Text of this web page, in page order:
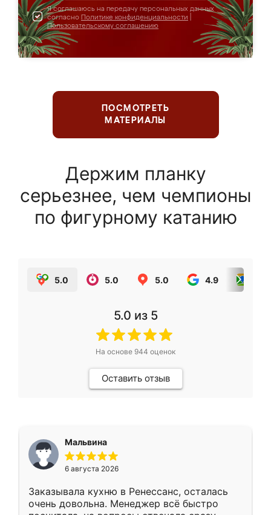
Я соглашаюсь на передачу персональных данных
согласно Политике конфиденциальности
Пользовательскому соглашению
ПОСМОТРЕТЬ
МАТЕРИАЛЫ
Держим планку
серьезнее, чем чемпионы
по фигурному катанию
5.0 5.0 5.0 4.9
5.0 из 5
На основе 944 оценок
Оставить отзыв
Мальвина
6 августа 2026
Заказывала кухню в Ренессанс, осталась
очень довольна. Менеджер всё быстро